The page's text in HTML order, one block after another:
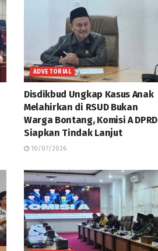
ADVETORIAL
Disdikbud Ungkap Kasus Anak
Melahirkan di RSUD Bukan
Warga Bontang, Komisi A DPRD
Siapkan Tindak Lanjut
10/07/2026